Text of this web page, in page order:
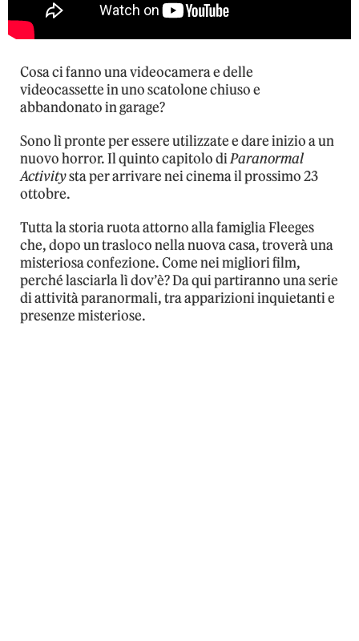
Cosa ci fanno una videocamera e delle
videocassette in uno scatolone chiuso e
abbandonato in garage?
Sono lì pronte per essere utilizzate e dare inizio a un
nuovo horror. Il quinto capitolo diParanormal
Activitysta per arrivare nei cinema il prossimo 23
ottobre.
Tutta la storia ruota attorno alla famiglia Fleeges
che, dopo un trasloco nella nuova casa, troverà una
misteriosa confezione. Come nei migliori film,
perché lasciarla lì dov’è? Da qui partiranno una serie
di attività paranormali, tra apparizioni inquietanti e
presenze misteriose.